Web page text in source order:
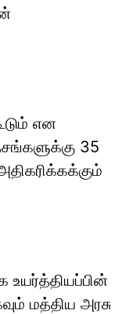
என
35
மத்திய அரசு